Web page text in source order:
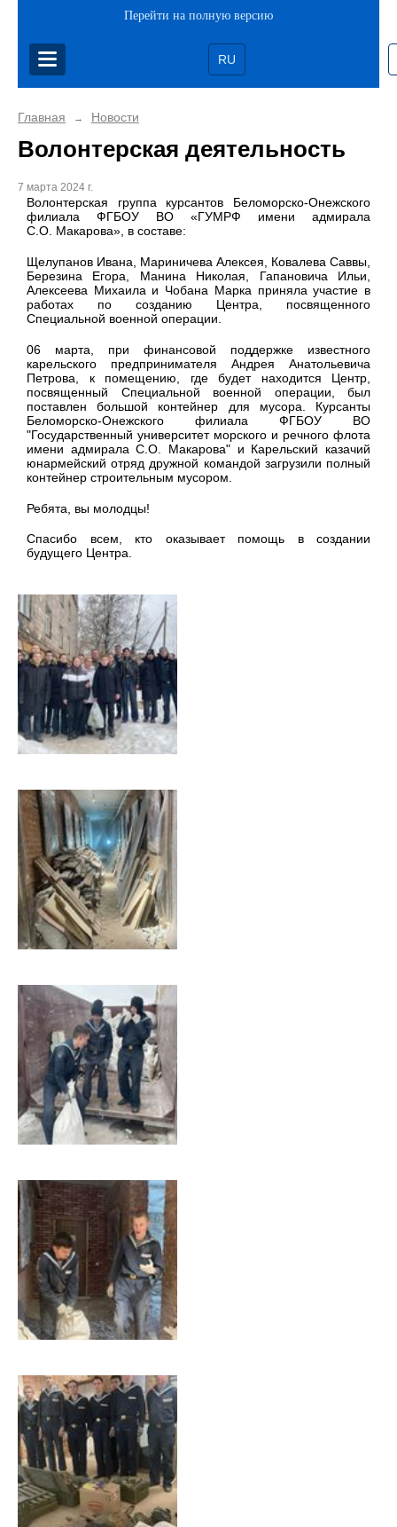
Перейти на полную версию
RU
Главная → Новости
Волонтерская деятельность
7 марта 2024 г.
Волонтерская группа курсантов Беломорско-Онежского
филиала ФГБОУ ВО «ГУМРФ имени адмирала
С.О. Макарова», в составе:
Щелупанов Ивана, Мариничева Алексея, Ковалева Саввы,
Березина Егора, Манина Николая, Гапановича Ильи,
Алексеева Михаила и Чобана Марка приняла участие в
работах по созданию Центра, посвященного
Специальной военной операции.
06 марта, при финансовой поддержке известного
карельского предпринимателя Андрея Анатольевича
Петрова, к помещению, где будет находится Центр,
посвященный Специальной военной операции, был
поставлен большой контейнер для мусора. Курсанты
Беломорско-Онежского филиала ФГБОУ ВО
"Государственный университет морского и речного флота
имени адмирала С.О. Макарова" и Карельский казачий
юнармейский отряд дружной командой загрузили полный
контейнер строительным мусором.
Ребята, вы молодцы!
Спасибо всем, кто оказывает помощь в создании
будущего Центра.